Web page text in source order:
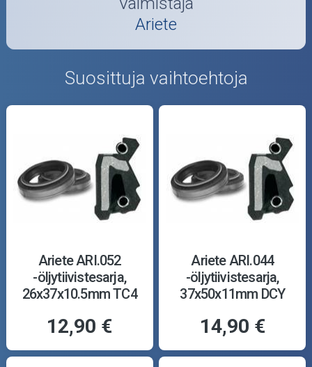
Ariete
Suosittuja vaihtoehtoja
Ariete ARI.052
-öljytiivistesarja,
26x37x10.5mm TC4
12,90 €
Ariete ARI.044
-öljytiivistesarja,
37x50x11mm DCY
14,90 €